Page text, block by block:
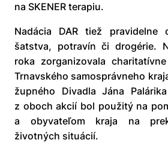
na SKENER terapiu.
Nadácia DAR tiež pravidelne
šatstva, potravín či drogérie.
roka zorganizovala
Trnavského samosprávneho
župného Divadla Jána
z oboch akcií bol použitý na
a obyvateľom kraja na
životných situácií.